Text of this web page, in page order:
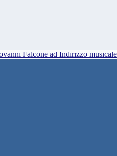
Falcone ad Indirizzo musicale